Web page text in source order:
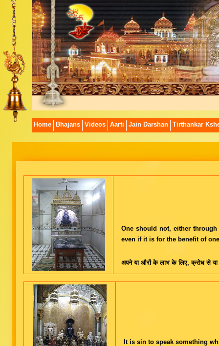
Home Bhajans Videos Aarti Jain Darshan Tirthankar
One should not, either
even if it is for the benefit of
अपने या औरों के लाभ के लिए, क्रोध से या
It is sin to speak something